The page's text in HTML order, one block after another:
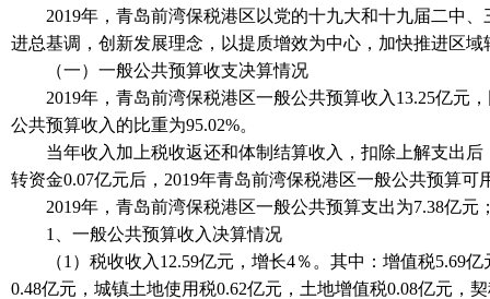
2019年，青岛前湾保税港区以党的十九大和十九届二中、
进总基调，创新发展理念，以提质增效为中心，加快推进区
（一）一般公共预算收支决算情况
2019年，青岛前湾保税港区一般公共预算收入13.25亿元，
公共预算收入的比重为95.02%。
当年收入加上税收返还和体制结算收入，扣除上解支出后
转资金0.07亿元后，2019年青岛前湾保税港区一般公共预算可
2019年，青岛前湾保税港区一般公共预算支出为7.38亿元
1、一般公共预算收入决算情况
（1）税收收入12.59亿元，增长4％。其中：增值税5.69亿
0.48亿元，城镇土地使用税0.62亿元，土地增值税0.08亿元，